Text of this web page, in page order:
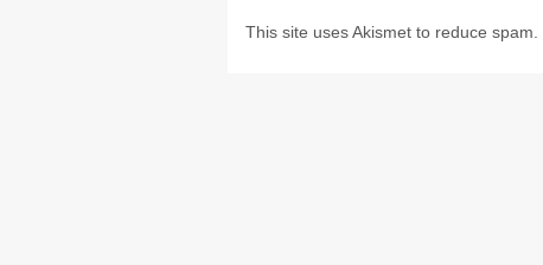
This site uses Akismet to reduce spam.